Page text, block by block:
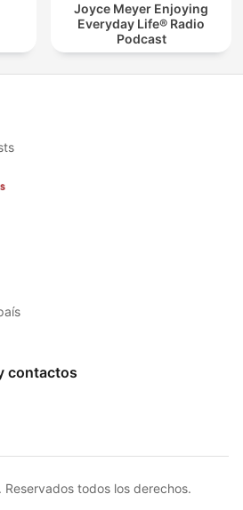
Joyce Meyer Enjoying
Everyday Life® Radio
Podcast
contactos
todos los derechos.